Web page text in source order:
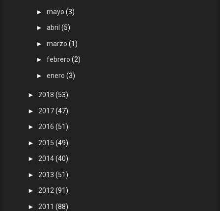
►mayo(3)
►abril(5)
►marzo(1)
►febrero(2)
►enero(3)
► 2018(53)
► 2017(47)
► 2016(51)
► 2015(49)
► 2014(40)
► 2013(51)
► 2012(91)
► 2011(88)